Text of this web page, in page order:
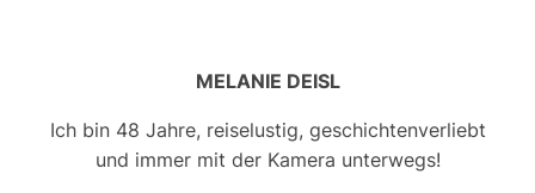
MELANIE DEISL
Ich bin 48 Jahre, reiselustig, geschichtenverliebt
und immer mit der Kamera unterwegs!